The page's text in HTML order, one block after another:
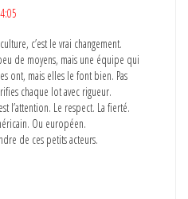
c’est le vrai changement.
de moyens, mais une équipe qui
ont, mais elles le font bien. Pas
chaque lot avec rigueur.
l’attention. Le respect. La fierté.
Ou européen.
de ces petits acteurs.